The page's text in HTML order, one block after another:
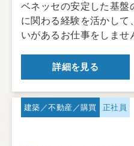
ベネッセの安定した基盤
に関わる経験を活かして
いがあるお仕事をしませ
詳細を見る
建築／不動産／購買 正社員